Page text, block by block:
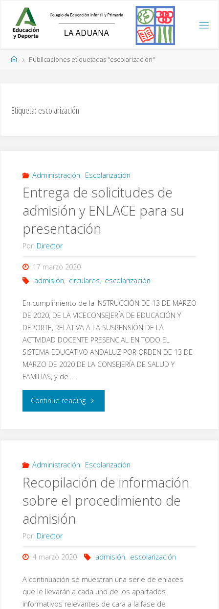
contenido
PáginaPublicaciones etiquetadas "escolarización"
Etiqueta: escolarización
Administración, Escolarización
Entrega de solicitudes de
admisión y ENLACE para su
presentación
Por Director
17 marzo 2020
admisión, circulares, escolarización
En cumplimiento de la INSTRUCCIÓN DE 13 DE MARZO
DE 2020, DE LA VICECONSEJERÍA DE EDUCACIÓN Y
DEPORTE, RELATIVA A LA SUSPENSIÓN DE LA
ACTIVIDAD DOCENTE PRESENCIAL EN TODO EL
SISTEMA EDUCATIVO ANDALUZ POR ORDEN DE 13 DE
MARZO DE 2020 DE LA CONSEJERÍA DE SALUD Y
FAMILIAS, y de …
Continue reading"Entrega
de
admisión
y
presentación"
Administración, Escolarización
Recopilación de información
sobre el procedimiento de
admisión
Por Director
4 marzo 2020 admisión, escolarización
A continuación se muestran una serie de enlaces
que le llevarán a cada uno de los apartados
informativos relevantes de cara a la fase de